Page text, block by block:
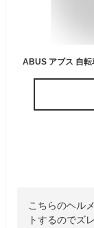
こちらのヘル
トするのでズ